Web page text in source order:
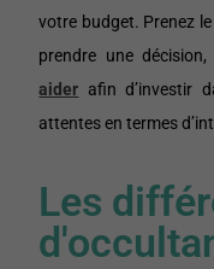
votre budget. Prenez
prendre une décision,
aider afin d’investir
attentes en termes
Les